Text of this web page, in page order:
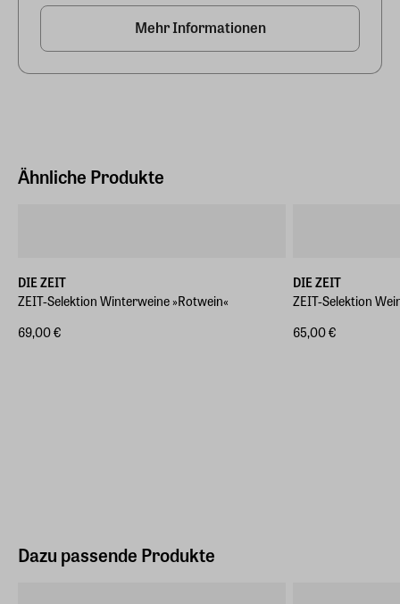
Mehr Informationen
Ähnliche Produkte
DIE ZEIT
ZEIT-Selektion Winterweine »Rotwein«
69,00 €
DIE ZEIT
ZEIT-Selektion
65,00 €
Dazu passende Produkte